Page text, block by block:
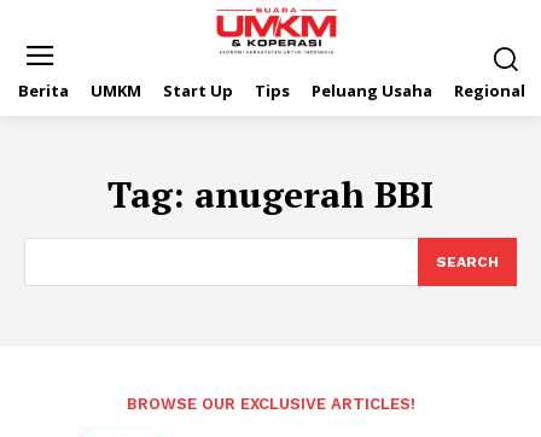
Berita UMKM Start Up Tips Peluang Usaha Regional
Tag: anugerah BBI
SEARCH
BROWSE OUR EXCLUSIVE ARTICLES!